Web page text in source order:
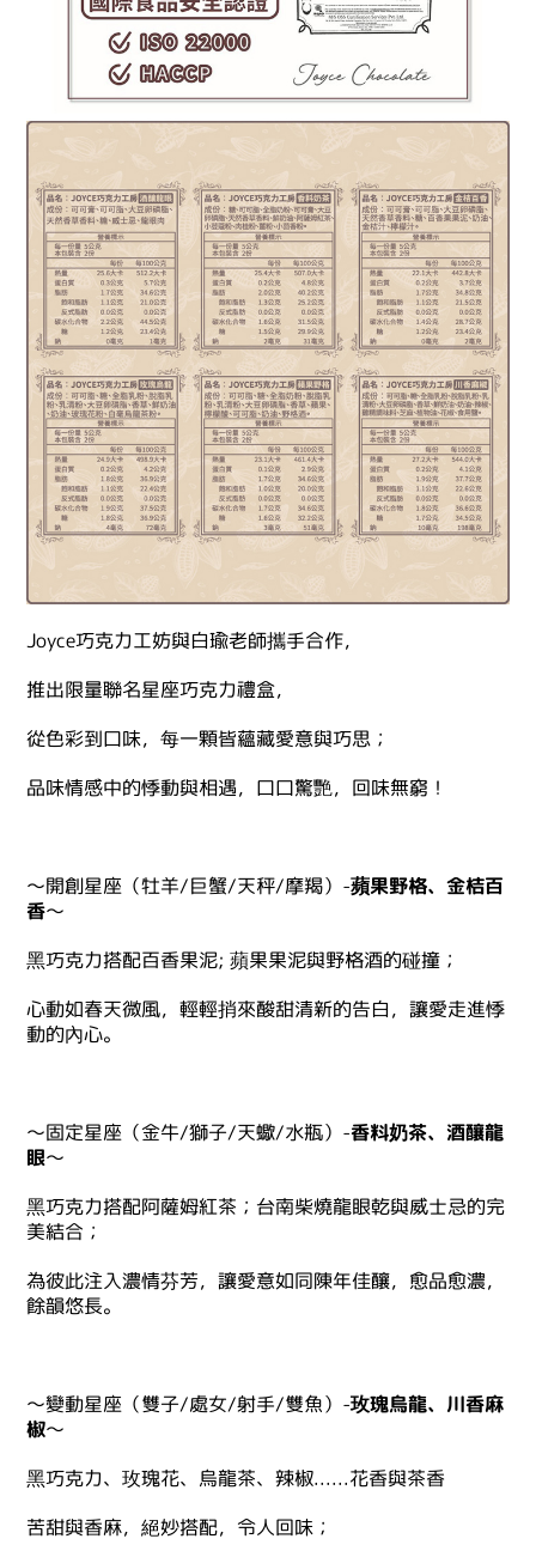
Joyce巧克力工妨與白瑜老師攜手合作，
推出限量聯名星座巧克力禮盒，
從色彩到口味，每一顆皆蘊藏愛意與巧思；
品味情感中的悸動與相遇，口口驚艷，回味無窮！
～開創星座（牡羊/巨蟹/天秤/摩羯）-蘋果野格、金桔百
香～
黑巧克力搭配百香果泥; 蘋果果泥與野格酒的碰撞；
心動如春天微風，輕輕捎來酸甜清新的告白，讓愛走進悸
動的內心。
～固定星座（金牛/獅子/天蠍/水瓶）-香料奶茶、酒釀龍
眼～
黑巧克力搭配阿薩姆紅茶；台南柴燒龍眼乾與威士忌的完
美結合；
為彼此注入濃情芬芳，讓愛意如同陳年佳釀，愈品愈濃，
餘韻悠長。
～變動星座（雙子/處女/射手/雙魚）-玫瑰烏龍、川香麻
椒～
黑巧克力、玫瑰花、烏龍茶、辣椒......花香與茶香
苦甜與香麻，絕妙搭配，令人回味；